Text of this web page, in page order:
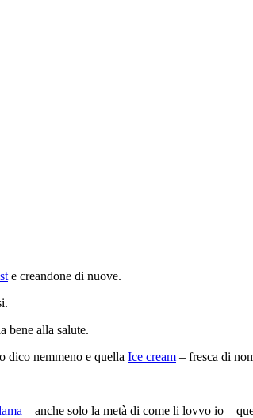
e creandone di nuove.
bene alla salute.
dico nemmeno e quella Ice cream – fresca di
– anche solo la metà di come li lovvo io –